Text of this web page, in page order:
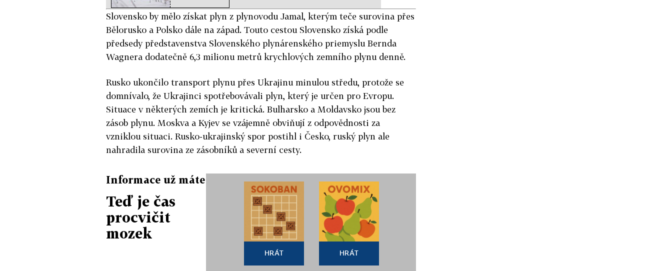
Slovensko by mělo získat plyn z plynovodu Jamal, kterým teče surovina přes
Bělorusko a Polsko dále na západ. Touto cestou Slovensko získá podle
předsedy představenstva Slovenského plynárenského priemyslu Bernda
Wagnera dodatečně 6,3 milionu metrů krychlových zemního plynu denně.
Rusko ukončilo transport plynu přes Ukrajinu minulou středu, protože se
domnívalo, že Ukrajinci spotřebovávali plyn, který je určen pro Evropu.
Situace v některých zemích je kritická. Bulharsko a Moldavsko jsou bez
zásob plynu. Moskva a Kyjev se vzájemně obviňují z odpovědnosti za
vzniklou situaci. Rusko-ukrajinský spor postihl i Česko, ruský plyn ale
nahradila surovina ze zásobníků a severní cesty.
Informace už máte
Teď je čas
procvičit
mozek
HRÁT HRÁT